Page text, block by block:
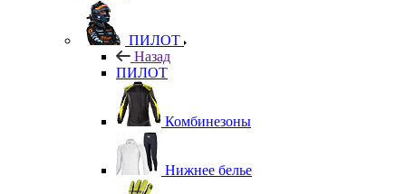
ПИЛОТ
Назад
ПИЛОТ
Комбинезоны
Нижнее белье